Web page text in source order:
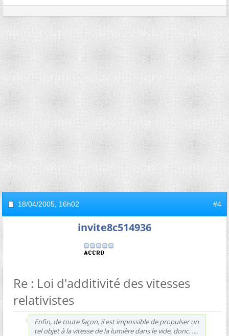
18/04/2005, 16h02 #4
invite8c514936
Re : Loi d'additivité des vitesses
relativistes
Enfin, de toute façon, il est impossible de propulser un
tel objet à la vitesse de la lumière dans le vide, donc. ....